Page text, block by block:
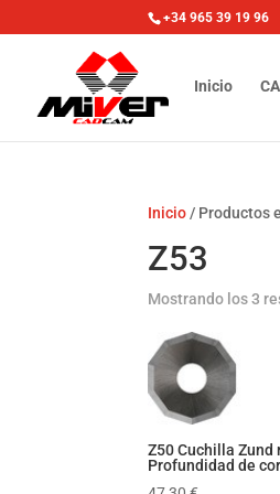
+34 965 39 19 96
Inicio
Inicio / Productos
Z53
Mostrando los 3
Z50 Cuchilla Zund
Profundidad de